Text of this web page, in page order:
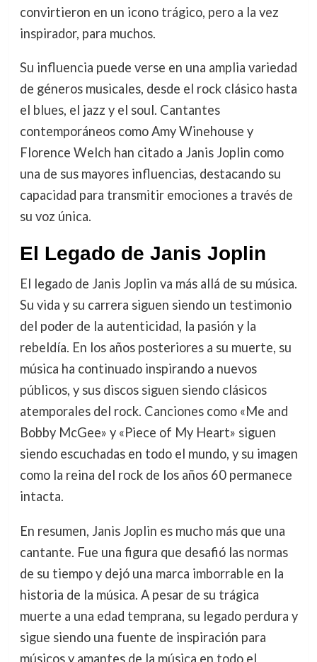
convirtieron en un icono trágico, pero a la vez
inspirador, para muchos.
Su influencia puede verse en una amplia variedad
de géneros musicales, desde el rock clásico hasta
el blues, el jazz y el soul. Cantantes
contemporáneos como Amy Winehouse y
Florence Welch han citado a Janis Joplin como
una de sus mayores influencias, destacando su
capacidad para transmitir emociones a través de
su voz única.
El Legado de Janis Joplin
El legado de Janis Joplin va más allá de su música.
Su vida y su carrera siguen siendo un testimonio
del poder de la autenticidad, la pasión y la
rebeldía. En los años posteriores a su muerte, su
música ha continuado inspirando a nuevos
públicos, y sus discos siguen siendo clásicos
atemporales del rock. Canciones como «Me and
Bobby McGee» y «Piece of My Heart» siguen
siendo escuchadas en todo el mundo, y su imagen
como la reina del rock de los años 60 permanece
intacta.
En resumen, Janis Joplin es mucho más que una
cantante. Fue una figura que desafió las normas
de su tiempo y dejó una marca imborrable en la
historia de la música. A pesar de su trágica
muerte a una edad temprana, su legado perdura y
sigue siendo una fuente de inspiración para
músicos y amantes de la música en todo el